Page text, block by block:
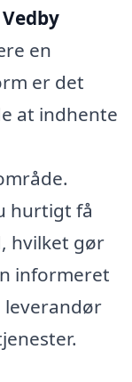
en
er det
at indhente
hurtigt få
hvilket gør
informeret